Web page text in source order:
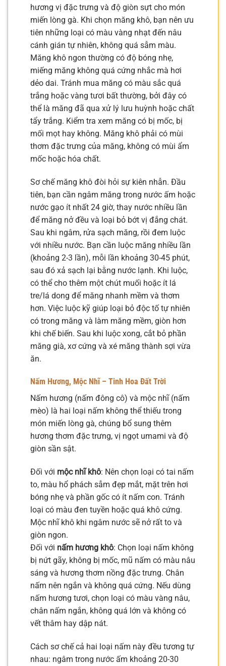
hương vị đặc trưng và độ giòn sựt cho món
miến lòng gà. Khi chọn măng khô, bạn nên ưu
tiên những loại có màu vàng nhạt đến nâu
cánh gián tự nhiên, không quá sẫm màu.
Măng khô ngon thường có độ bóng nhẹ,
miếng măng không quá cứng nhắc mà hơi
dẻo dai. Tránh mua măng có màu sắc quá
trắng hoặc vàng tươi bất thường, bởi đây có
thể là măng đã qua xử lý lưu huỳnh hoặc chất
tẩy trắng. Kiểm tra xem măng có bị mốc, bị
mối mọt hay không. Măng khô phải có mùi
thơm đặc trưng của măng, không có mùi ẩm
mốc hoặc hóa chất.
Sơ chế măng khô đòi hỏi sự kiên nhẫn. Đầu
tiên, bạn cần ngâm măng trong nước ấm hoặc
nước gạo ít nhất 24 giờ, thay nước nhiều lần
để măng nở đều và loại bỏ bớt vị đắng chát.
Sau khi ngâm, rửa sạch măng, rồi đem luộc
với nhiều nước. Bạn cần luộc măng nhiều lần
(khoảng 2-3 lần), mỗi lần khoảng 30-45 phút,
sau đó xả sạch lại bằng nước lạnh. Khi luộc,
có thể cho thêm một chút muối hoặc ít lá
tre/lá dong để măng nhanh mềm và thơm
hơn. Việc luộc kỹ giúp loại bỏ độc tố tự nhiên
có trong măng và làm măng mềm, giòn hơn
khi chế biến. Sau khi luộc xong, cắt bỏ phần
măng già, xơ cứng và xé măng thành sợi vừa
ăn.
Nấm Hương, Mộc Nhĩ – Tinh Hoa Đất Trời
Nấm hương (nấm đông cô) và mộc nhĩ (nấm
mèo) là hai loại nấm không thể thiếu trong
món miến lòng gà, chúng bổ sung thêm
hương thơm đặc trưng, vị ngọt umami và độ
giòn sần sật.
Đối với mộc nhĩ khô: Nên chọn loại có tai nấm
to, màu hổ phách sẫm đẹp mắt, mặt trên hơi
bóng nhẹ và phần gốc có ít nấm con. Tránh
loại có màu đen tuyền hoặc quá khô cứng.
Mộc nhĩ khô khi ngâm nước sẽ nở rất to và
giòn ngon.
Đối với nấm hương khô: Chọn loại nấm không
bị nứt gãy, không bị mốc, mũ nấm có màu nâu
sáng và hương thơm nồng đặc trưng. Chân
nấm nên ngắn và không quá cứng. Nếu dùng
nấm hương tươi, chọn loại có màu vàng nâu,
chân nấm ngắn, không quá lớn và không có
vết thâm hay dập nát.
Cách sơ chế cả hai loại nấm này đều tương tự
nhau: ngâm trong nước ấm khoảng 20-30